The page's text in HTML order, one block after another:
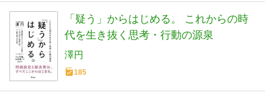
「疑う」からはじめる。 これからの時
代を生き抜く思考・行動の源泉
澤円
185